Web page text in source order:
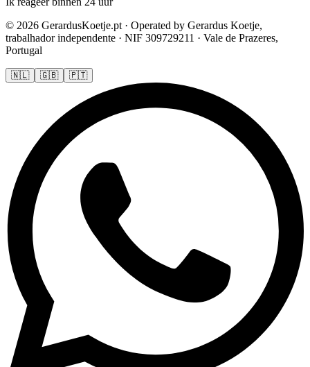
© 2026 GerardusKoetje.pt · Operated by Gerardus Koetje,
trabalhador independente · NIF 309729211 · Vale de Prazeres,
Portugal
🇳🇱 🇬🇧 🇵🇹